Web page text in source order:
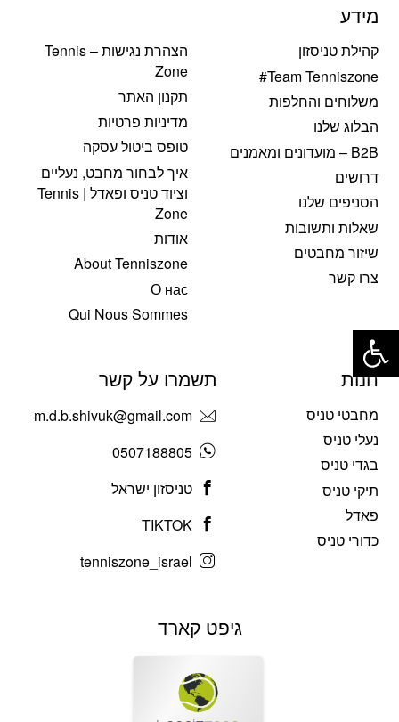
מידע
קהילת טניסזון
Team Tenniszone#
משלוחים והחלפות
הבלוג שלנו
B2B – מועדונים ומאמנים
דרושים
הסניפים שלנו
שאלות ותשובות
שיזור מחבטים
צרו קשר
הצהרת נגישות – Tennis
Zone
תקנון האתר
מדיניות פרטיות
טופס ביטול עסקה
איך לבחור מחבט, נעליים
וציוד טניס ופאדל | Tennis
Zone
אודות
About Tenniszone
О нас
Qui Nous Sommes
חנות
מחבטי טניס
נעלי טניס
בגדי טניס
תיקי טניס
פאדל
כדורי טניס
תשמרו על קשר
m.d.b.shivuk@gmail.com
0507188805
טניסזון ישראל
TIKTOK
tenniszone_israel
גיפט קארד
פתח סרגל נגישות